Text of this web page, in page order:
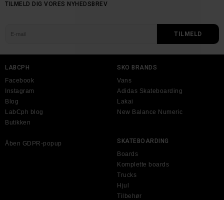
TILMELD DIG VORES NYHEDSBREV
LABCPH
Facebook
Instagram
Blog
LabCph blog
Butikken
Åben GDPR-popup
SKO BRANDS
Vans
Adidas Skateboarding
Lakai
New Balance Numeric
SKATEBOARDING
Boards
Komplette boards
Trucks
Hjul
Tilbehør